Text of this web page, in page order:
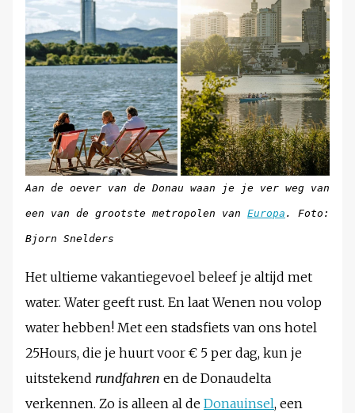
Aan de oever van de Donau waan je je ver weg van
een van de grootste metropolen van Europa . Foto:
Bjorn Snelders
Het ultieme vakantiegevoel beleef je altijd met
water. Water geeft rust. En laat Wenen nou volop
water hebben! Met een stadsfiets van ons hotel
25Hours, die je huurt voor € 5 per dag, kun je
uitstekend rundfahren en de Donaudelta
verkennen. Zo is alleen al de Donauinsel, een